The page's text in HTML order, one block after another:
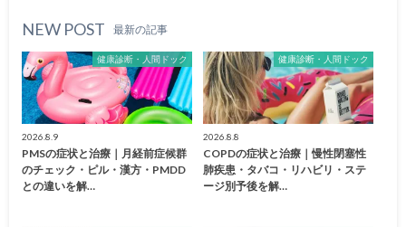
NEW POST 最新の記事
健康診断・人間ドック
2026.8.9
PMSの症状と治療｜月経前症候群
のチェック・ピル・漢方・PMDD
との違いを解…
健康診断・人間ドック
2026.8.8
COPDの症状と治療｜慢性閉塞性
肺疾患・タバコ・リハビリ・ステ
ージ別予後を解…